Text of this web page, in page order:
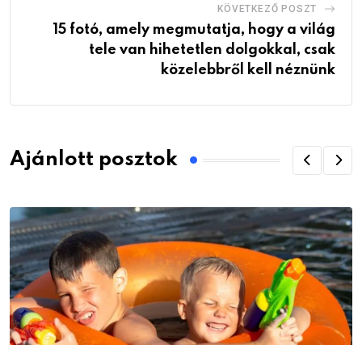
KÖVETKEZŐ POSZT
15 fotó, amely megmutatja, hogy a világ
tele van hihetetlen dolgokkal, csak
közelebbről kell néznünk
Ajánlott posztok